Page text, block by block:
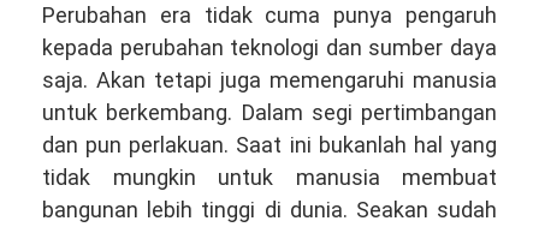
Perubahan era tidak cuma punya pengaruh
kepada perubahan teknologi dan sumber daya
saja. Akan tetapi juga memengaruhi manusia
untuk berkembang. Dalam segi pertimbangan
dan pun perlakuan. Saat ini bukanlah hal yang
tidak mungkin untuk manusia membuat
bangunan lebih tinggi di dunia. Seakan sudah